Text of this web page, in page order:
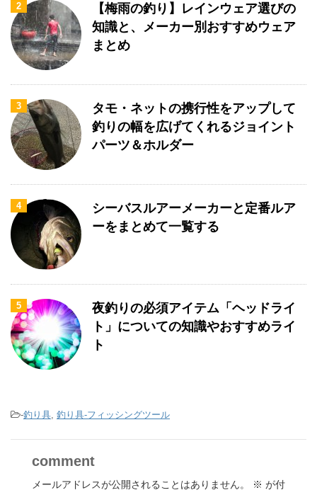
2
【梅雨の釣り】レインウェア選びの
知識と、メーカー別おすすめウェア
まとめ
3
タモ・ネットの携行性をアップして
釣りの幅を広げてくれるジョイント
パーツ＆ホルダー
4
シーバスルアーメーカーと定番ルア
ーをまとめて一覧する
5
夜釣りの必須アイテム「ヘッドライ
ト」についての知識やおすすめライ
ト
-釣り具, 釣り具-フィッシングツール
comment
メールアドレスが公開されることはありません。 ※ が付